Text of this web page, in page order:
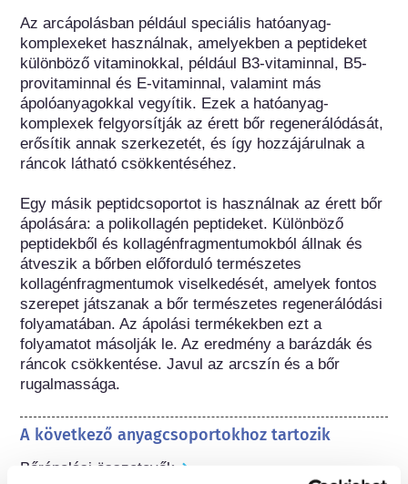
Az arcápolásban például speciális hatóanyag-
komplexeket használnak, amelyekben a peptideket
különböző vitaminokkal, például B3-vitaminnal, B5-
provitaminnal és E-vitaminnal, valamint más
ápolóanyagokkal vegyítik. Ezek a hatóanyag-
komplexek felgyorsítják az érett bőr regenerálódását,
erősítik annak szerkezetét, és így hozzájárulnak a
ráncok látható csökkentéséhez.
Egy másik peptidcsoportot is használnak az érett bőr
ápolására: a polikollagén peptideket. Különböző
peptidekből és kollagénfragmentumokból állnak és
átveszik a bőrben előforduló természetes
kollagénfragmentumok viselkedését, amelyek fontos
szerepet játszanak a bőr természetes regenerálódási
folyamatában. Az ápolási termékekben ezt a
folyamatot másolják le. Az eredmény a barázdák és
ráncok csökkentése. Javul az arcszín és a bőr
rugalmassága.
A következő anyagcsoportokhoz tartozik
Bőrápolási összetevők